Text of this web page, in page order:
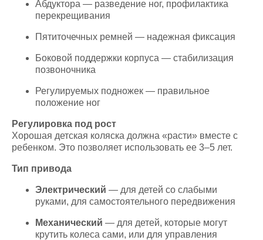
Абдуктора — разведение ног, профилактика
перекрещивания
Пятиточечных ремней — надежная фиксация
Боковой поддержки корпуса — стабилизация
позвоночника
Регулируемых подножек — правильное
положение ног
Регулировка под рост
Хорошая детская коляска должна «расти» вместе с
ребенком. Это позволяет использовать ее 3–5 лет.
Тип привода
Электрический — для детей со слабыми
руками, для самостоятельного передвижения
Механический — для детей, которые могут
крутить колеса сами, или для управления